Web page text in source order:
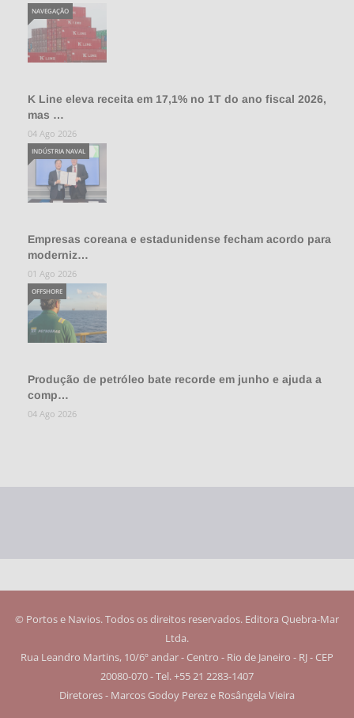
K Line eleva receita em 17,1% no 1T do ano fiscal 2026,
mas …
NAVEGAÇÃO
04 Ago 2026
Empresas coreana e estadunidense fecham acordo para
moderniz…
INDÚSTRIA NAVAL
01 Ago 2026
Produção de petróleo bate recorde em junho e ajuda a
comp…
OFFSHORE
04 Ago 2026
© Portos e Navios. Todos os direitos reservados. Editora Quebra-Mar
Ltda.
Rua Leandro Martins, 10/6º andar - Centro - Rio de Janeiro - RJ - CEP
20080-070 - Tel. +55 21 2283-1407
Diretores - Marcos Godoy Perez e Rosângela Vieira